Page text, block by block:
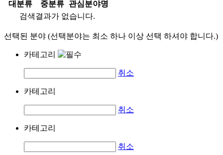
대분류
중분류
관심분야명
검색결과가 없습니다.
선택된 분야 (선택분야는 최소 하나 이상 선택 하셔야 합니다.)
카테고리
취소
카테고리
취소
카테고리
취소